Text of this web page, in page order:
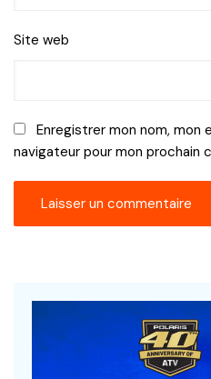
Site web
Enregistrer mon nom, mon
navigateur pour mon prochain